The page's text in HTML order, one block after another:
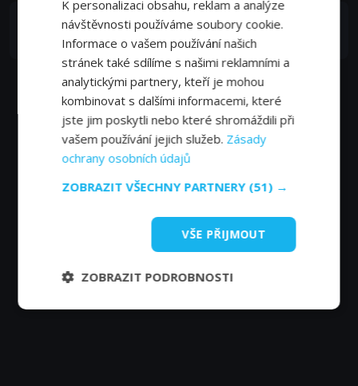
Adam Driver
Mister Sinister
K personalizaci obsahu, reklam a analýze
návštěvnosti používáme soubory cookie.
Informace o vašem používání našich
stránek také sdílíme s našimi reklamními a
analytickými partnery, kteří je mohou
kombinovat s dalšími informacemi, které
jste jim poskytli nebo které shromáždili při
vašem používání jejich služeb. Zásady
ochrany osobních údajů
ZOBRAZIT VŠECHNY PARTNERY (51) →
VŠE PŘIJMOUT
ZOBRAZIT PODROBNOSTI